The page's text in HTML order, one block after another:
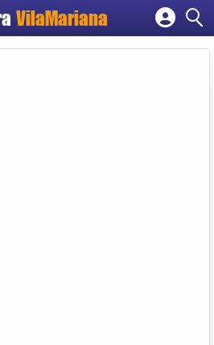
VilaMariana
Cadastrar empresa